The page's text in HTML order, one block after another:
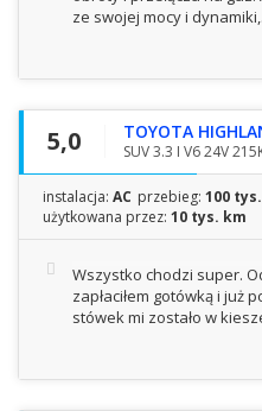
ze swojej mocy i
5,0 TOYOTA
SUV 3.3 I V6 24V
instalacja: AC przebieg: 100
użytkowana przez: 10 tys. km
Wszystko chodzi super.
zapłaciłem gotówką i już
stówek mi zostało w